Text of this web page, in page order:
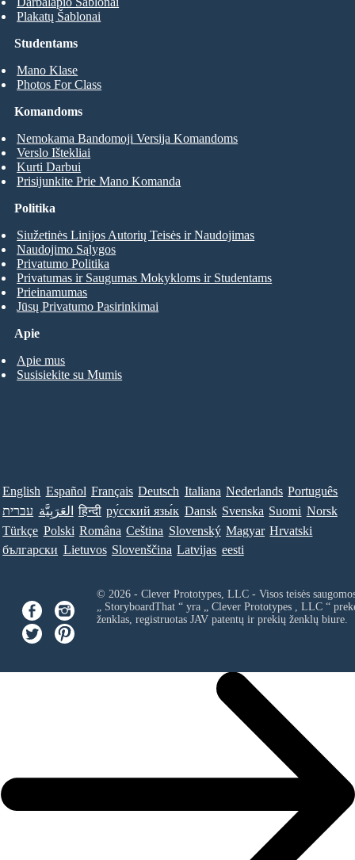
Studentams
Mano Klase
Photos For Class
Plakatų Šablonai
Komandoms
Nemokama Bandomoji Versija Komandoms
Verslo Ištekliai
Kurti Darbui
Prisijunkite Prie Mano Komanda
Apie
Apie mus
Susisiekite su Mumis
Politika
Siužetinės Linijos Autorių Teisės ir Naudojimas
Naudojimo Sąlygos
Privatumo Politika
Privatumas ir Saugumas Mokykloms ir Studentams
Prieinamumas
Jūsų Privatumo Pasirinkimai
English Español Français Deutsch Italiana Nederlands Português
עברית العَرَبِيَّة हिन्दी ру́сский язы́к Dansk Svenska Suomi Norsk
Türkçe Polski Româna Ceština Slovenský Magyar Hrvatski
български Lietuvos Slovenščina Latvijas eesti
© 2026 - Clever Prototypes, LLC - Visos teisės
„ StoryboardThat “ yra „ Clever Prototypes , LLC“
ženklas, registruotas JAV patentų ir prekių ženklų biure.